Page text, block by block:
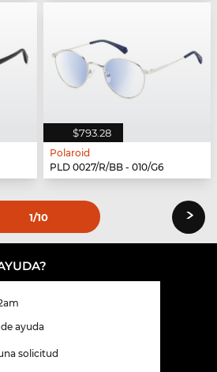
$793.28
Polaroid
PLD 0027/R/BB - 010/G6
1/10 ›
ayuda
solicitud